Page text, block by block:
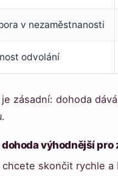
v nezaměstnanosti
odvolání
je zásadní: dohoda
dohoda výhodnější pro
chcete skončit rychle